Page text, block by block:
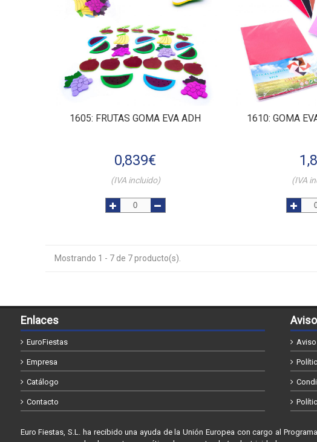
1605: FRUTAS GOMA EVA ADH
0,839€
(IVA incluido)
1610: GOMA
(IVA
Mostrando 1 - 7 de 7 producto(s).
Enlaces
EuroFiestas
Empresa
Catálogo
Contacto
Aviso
Euro Fiestas, S.L. ha recibido una ayuda de la Unión Europea con cargo al